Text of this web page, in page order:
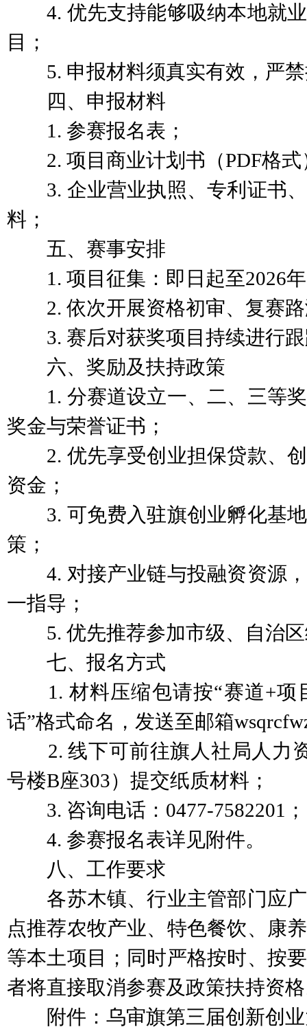
4. 优先支持能够吸纳本地就业
目；
5. 申报材料须真实有效，严禁
四、申报材料
1. 参赛报名表；
2. 项目商业计划书（PDF格式
3. 企业营业执照、专利证书、
料；
五、赛事安排
1. 项目征集：即日起至2026年
2. 依次开展资格初审、复赛路
3. 赛后对获奖项目持续进行跟
六、奖励及扶持政策
1. 分赛道设立一、二、三等奖
奖金与荣誉证书；
2. 优先享受创业担保贷款、创
资金；
3. 可免费入驻旗创业孵化基地
策；
4. 对接产业链与投融资资源，
一指导；
5. 优先推荐参加市级、自治区
七、报名方式
1. 材料压缩包请按“赛道+项
话”格式命名，发送至邮箱
2. 线下可前往旗人社局人力
号楼B座303）提交纸质材料；
3. 咨询电话：0477-7582201；
4. 参赛报名表详见附件。
八、工作要求
各苏木镇、行业主管部门应广
点推荐农牧产业、特色餐饮、康
等本土项目；同时严格按时、按
者将直接取消参赛及政策扶持资
附件：乌审旗第三届创新创业